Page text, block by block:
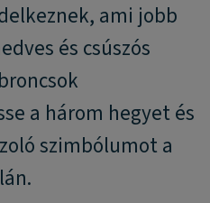
ami jobb
és csúszós
a három hegyet és
szimbólumot a